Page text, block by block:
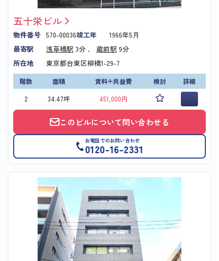
五十栄ビル
物件番号 570-00036竣工年
1966年5月
最寄駅
浅草橋駅 3分 、 蔵前駅 9分
所在地
東京都台東区柳橋1-29-7
階数 面積 賃料+共益費 検討
詳細
2
34.47坪 451,000円
このビルについて問い合わせる
お電話でのお問い合わせ
0120-16-2331